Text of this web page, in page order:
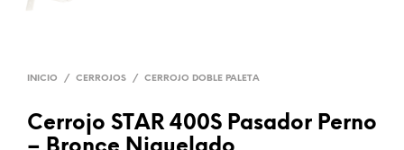
INICIO / CERROJOS / CERROJO DOBLE PALETA
Cerrojo STAR 400S Pasador Perno